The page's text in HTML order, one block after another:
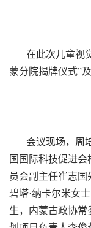
在此次儿童视
蒙分院揭牌仪式”
会议现场，周
国国际科技促进
员会副主任崔志
碧塔·纳卡尔米女
生，内蒙古政协